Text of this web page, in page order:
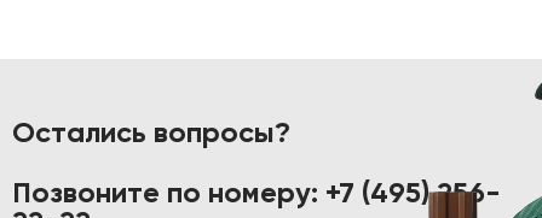
Остались вопросы?
Позвоните по номеру: +7 (495) 256-